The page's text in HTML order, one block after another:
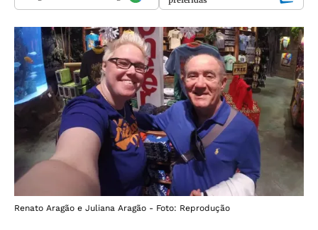
Renato Aragão e Juliana Aragão - Foto: Reprodução